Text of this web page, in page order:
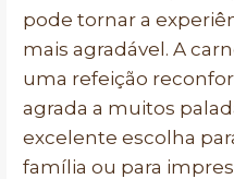
pode tornar a
mais agradável. A
uma refeição
agrada a muitos
excelente escolha
família ou para